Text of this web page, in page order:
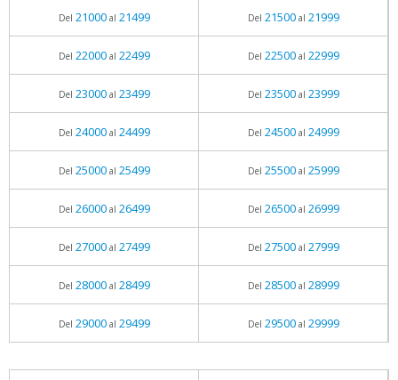
Del 21000al 21499 Del 21500al 21999
Del 22000al 22499 Del 22500al 22999
Del 23000al 23499 Del 23500al 23999
Del 24000al 24499 Del 24500al 24999
Del 25000al 25499 Del 25500al 25999
Del 26000al 26499 Del 26500al 26999
Del 27000al 27499 Del 27500al 27999
Del 28000al 28499 Del 28500al 28999
Del 29000al 29499 Del 29500al 29999